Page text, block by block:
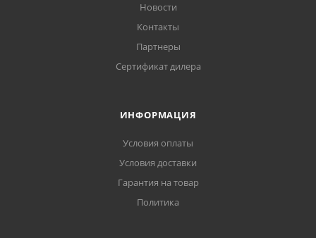
Новости
Контакты
Партнеры
Сертификат дилера
ИНФОРМАЦИЯ
Условия оплаты
Условия доставки
Гарантия на товар
Политика